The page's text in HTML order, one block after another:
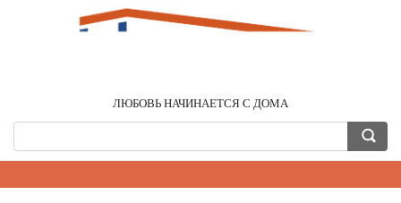
ЛЮБОВЬ НАЧИНАЕТСЯ С ДОМА